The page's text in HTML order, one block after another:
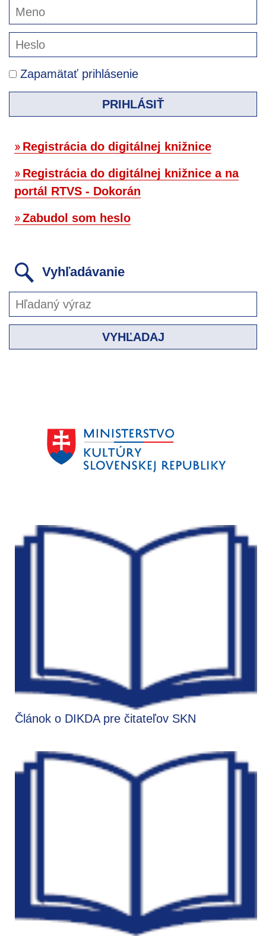
Zapamätať prihlásenie
PRIHLÁSIŤ
Registrácia do digitálnej knižnice
Registrácia do digitálnej knižnice a na
portál RTVS - Dokorán
Zabudol som heslo
Vyhľadávanie
VYHĽADAJ
Článok o DIKDA pre čitateľov SKN